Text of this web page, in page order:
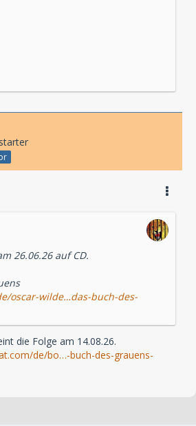
26.06.26 auf CD.
oscar-wilde…das-buch-des-
die Folge am 14.08.26.
de/bo…-buch-des-grauens-